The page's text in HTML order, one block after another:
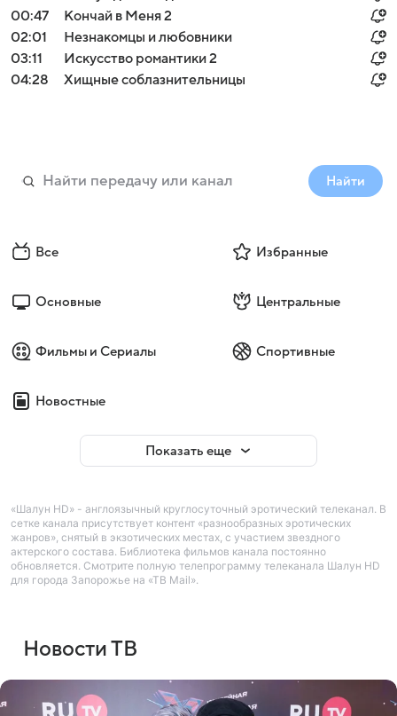
00:47
Кончай в Меня 2
02:01
Незнакомцы и любовники
03:11
Искусство романтики 2
04:28
Хищные соблазнительницы
Найти
Все Избранные
Основные Центральные
Фильмы и Сериалы Спортивные
Новостные
Показать еще
«Шалун HD» - англоязычный круглосуточный эротический телеканал. В
сетке канала присутствует контент «разнообразных эротических
жанров», снятый в экзотических местах, с участием звездного
актерского состава. Библиотека фильмов канала постоянно
обновляется. Смотрите полную телепрограмму телеканала Шалун HD
для города Запорожье на «ТВ Mail».
Новости ТВ